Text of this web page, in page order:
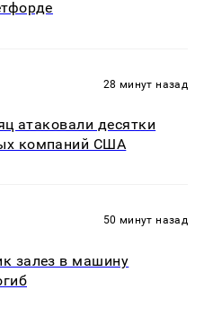
28 минут назад
атаковали десятки
компаний США
50 минут назад
залез в машину